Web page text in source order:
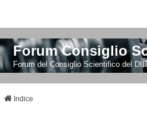
Forum Consiglio
Forum del Consiglio Scientifico del
Indice